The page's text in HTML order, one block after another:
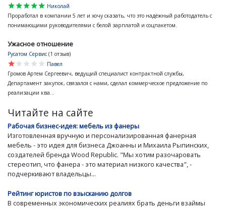
star
star
star
star
star
Николай
Проработал в компании 5 лет и хочу сказать, что это надёжный работодатель с
понимающими руководителями с белой зарплатой и соцпакетом.
Ужасное отношение
Русатом Сервис (1 отзыв)
star
star
star
star
star
Павел
Громов Артем Сергеевич, ведущий специалист контрактной службы,
Департамент закупок, связался с нами, сделал коммерческое предложение по
реализации ква...
Читайте на сайте
Рабочая бизнес-идея: мебель из фанеры
Изготовленная вручную и персонализированная фанерная
мебель - это идея для бизнеса Джоанны и Михаила Рыпинских,
создателей бренда Wood Republic. "Мы хотим разочаровать
стереотип, что фанера - это материал низкого качества", -
подчеркивают владельцы...
Рейтинг юристов по взысканию долгов
В современных экономических реалиях брать деньги взаймы